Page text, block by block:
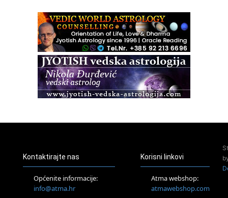
Radionica: Pomagači iz drugih dimenzija Online – otvoreno za
Zagreb+Online
Osnovni ThetaHealing® tečaj, Zagreb i Online
Access BARS®, otpusti stres
Pjesma srca / Zagreb
Tečaj Višeg Vodstva, razvijanja intuicije i Akaša zapisa
Kontaktirajte nas
Općenite informacije:
info@atma.hr
Korisni linkovi
Atma webshop:
atmawebshop.com